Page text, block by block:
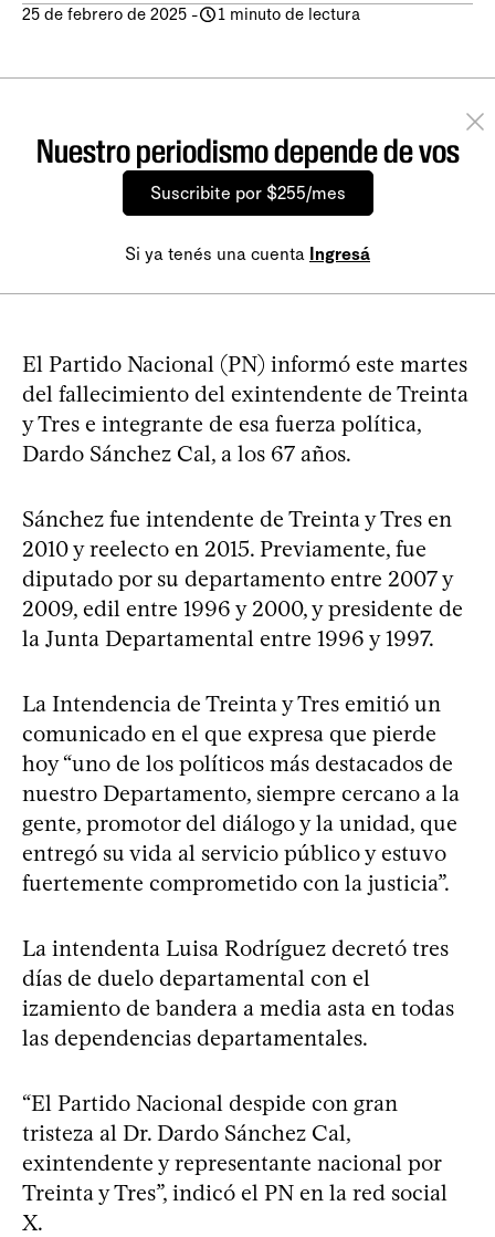
25 de febrero de 2025 - 1 minuto de lectura
Nuestro periodismo depende de vos
Suscribite por $255/mes
Si ya tenés una cuenta Ingresá
El Partido Nacional (PN) informó este martes
del fallecimiento del exintendente de Treinta
y Tres e integrante de esa fuerza política,
Dardo Sánchez Cal, a los 67 años.
Sánchez fue intendente de Treinta y Tres en
2010 y reelecto en 2015. Previamente, fue
diputado por su departamento entre 2007 y
2009, edil entre 1996 y 2000, y presidente de
la Junta Departamental entre 1996 y 1997.
La Intendencia de Treinta y Tres emitió un
comunicado en el que expresa que pierde
hoy “uno de los políticos más destacados de
nuestro Departamento, siempre cercano a la
gente, promotor del diálogo y la unidad, que
entregó su vida al servicio público y estuvo
fuertemente comprometido con la justicia”.
La intendenta Luisa Rodríguez decretó tres
días de duelo departamental con el
izamiento de bandera a media asta en todas
las dependencias departamentales.
“El Partido Nacional despide con gran
tristeza al Dr. Dardo Sánchez Cal,
exintendente y representante nacional por
Treinta y Tres”, indicó el PN en la red social
X.